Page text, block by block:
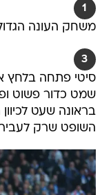
1
משחק העונה
3
סיטי פתחה בלחץ
שמט כדור פשוט
בראונה שעט
השופט שרק